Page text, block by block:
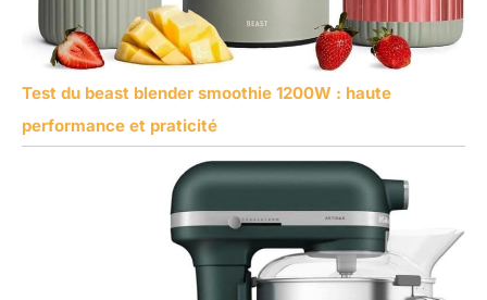
Test du beast blender smoothie 1200W : haute
performance et praticité